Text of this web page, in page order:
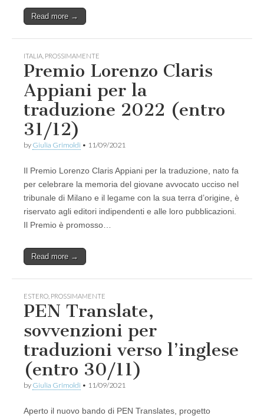
Read more →
ITALIA PROSSIMAMENTE
Premio Lorenzo Claris
Appiani per la
traduzione 2022 (entro
31/12)
by Giulia Grimoldi • 11/09/2021
Il Premio Lorenzo Claris Appiani per la traduzione, nato fa
per celebrare la memoria del giovane avvocato ucciso nel
tribunale di Milano e il legame con la sua terra d’origine, è
riservato agli editori indipendenti e alle loro pubblicazioni.
Il Premio è promosso…
Read more →
ESTERO PROSSIMAMENTE
PEN Translate,
sovvenzioni per
traduzioni verso l’inglese
(entro 30/11)
by Giulia Grimoldi • 11/09/2021
Aperto il nuovo bando di PEN Translates, progetto